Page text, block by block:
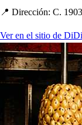
📍 Dirección: C.
Ver en el sitio de